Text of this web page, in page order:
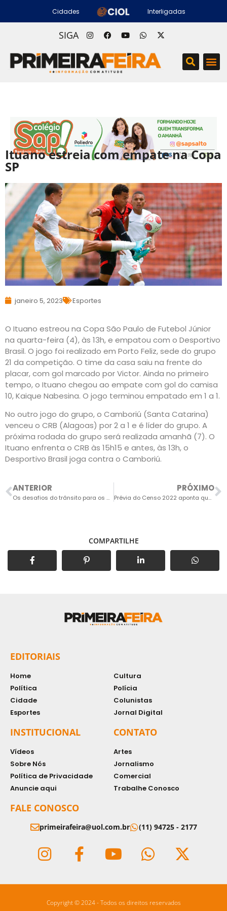
Cidades Interligadas
SIGA
Ituano estreia com empate na Copa
SP
janeiro 5, 2023 Esportes
O Ituano estreou na Copa São Paulo de Futebol Júnior
na quarta-feira (4), às 13h, e empatou com o Desportivo
Brasil. O jogo foi realizado em Porto Feliz, sede do grupo
21 da competição. O time da casa saiu na frente do
placar, com gol marcado por Victor. Ainda no primeiro
tempo, o Ituano chegou ao empate com gol do camisa
10, Kaique Nabesina. O jogo terminou empatado em 1 a 1.
No outro jogo do grupo, o Camboriú (Santa Catarina)
venceu o CRB (Alagoas) por 2 a 1 e é líder do grupo. A
próxima rodada do grupo será realizada amanhã (7). O
Ituano enfrenta o CRB às 15h15 e antes, às 13h, o
Desportivo Brasil joga contra o Camboriú.
ANTERIOR
Os desafios do trânsito para os ciclistas
PRÓXIMO
Prévia do Censo 2022 aponta quase 142 mil habitantes em Salto
COMPARTILHE
EDITORIAIS
Home
Política
Cidade
Esportes
Cultura
Polícia
Colunistas
Jornal Digital
INSTITUCIONAL
Vídeos
Sobre Nós
Política de Privacidade
Anuncie aqui
CONTATO
Artes
Jornalismo
Comercial
Trabalhe Conosco
FALE CONOSCO
primeirafeira@uol.com.br (11) 94725 - 2177
Copyright © 2024 - Todos os direitos reservados